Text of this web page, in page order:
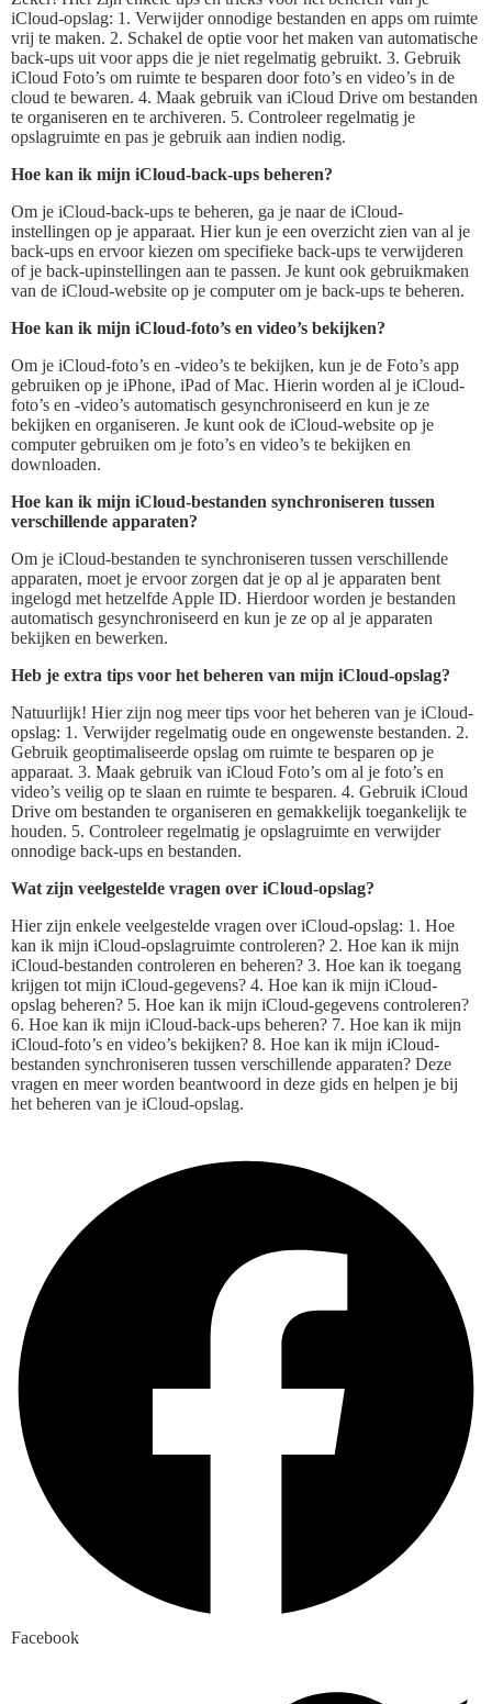
iCloud-opslag: 1. Verwijder onnodige bestanden en apps om ruimte
vrij te maken. 2. Schakel de optie voor het maken van automatische
back-ups uit voor apps die je niet regelmatig gebruikt. 3. Gebruik
iCloud Foto’s om ruimte te besparen door foto’s en video’s in de
cloud te bewaren. 4. Maak gebruik van iCloud Drive om bestanden
te organiseren en te archiveren. 5. Controleer regelmatig je
opslagruimte en pas je gebruik aan indien nodig.
Hoe kan ik mijn iCloud-back-ups beheren?
Om je iCloud-back-ups te beheren, ga je naar de iCloud-
instellingen op je apparaat. Hier kun je een overzicht zien van al je
back-ups en ervoor kiezen om specifieke back-ups te verwijderen
of je back-upinstellingen aan te passen. Je kunt ook gebruikmaken
van de iCloud-website op je computer om je back-ups te beheren.
Hoe kan ik mijn iCloud-foto’s en video’s bekijken?
Om je iCloud-foto’s en -video’s te bekijken, kun je de Foto’s app
gebruiken op je iPhone, iPad of Mac. Hierin worden al je iCloud-
foto’s en -video’s automatisch gesynchroniseerd en kun je ze
bekijken en organiseren. Je kunt ook de iCloud-website op je
computer gebruiken om je foto’s en video’s te bekijken en
downloaden.
Hoe kan ik mijn iCloud-bestanden synchroniseren tussen
verschillende apparaten?
Om je iCloud-bestanden te synchroniseren tussen verschillende
apparaten, moet je ervoor zorgen dat je op al je apparaten bent
ingelogd met hetzelfde Apple ID. Hierdoor worden je bestanden
automatisch gesynchroniseerd en kun je ze op al je apparaten
bekijken en bewerken.
Heb je extra tips voor het beheren van mijn iCloud-opslag?
Natuurlijk! Hier zijn nog meer tips voor het beheren van je iCloud-
opslag: 1. Verwijder regelmatig oude en ongewenste bestanden. 2.
Gebruik geoptimaliseerde opslag om ruimte te besparen op je
apparaat. 3. Maak gebruik van iCloud Foto’s om al je foto’s en
video’s veilig op te slaan en ruimte te besparen. 4. Gebruik iCloud
Drive om bestanden te organiseren en gemakkelijk toegankelijk te
houden. 5. Controleer regelmatig je opslagruimte en verwijder
onnodige back-ups en bestanden.
Wat zijn veelgestelde vragen over iCloud-opslag?
Hier zijn enkele veelgestelde vragen over iCloud-opslag: 1. Hoe
kan ik mijn iCloud-opslagruimte controleren? 2. Hoe kan ik mijn
iCloud-bestanden controleren en beheren? 3. Hoe kan ik toegang
krijgen tot mijn iCloud-gegevens? 4. Hoe kan ik mijn iCloud-
opslag beheren? 5. Hoe kan ik mijn iCloud-gegevens controleren?
6. Hoe kan ik mijn iCloud-back-ups beheren? 7. Hoe kan ik mijn
iCloud-foto’s en video’s bekijken? 8. Hoe kan ik mijn iCloud-
bestanden synchroniseren tussen verschillende apparaten? Deze
vragen en meer worden beantwoord in deze gids en helpen je bij
het beheren van je iCloud-opslag.
Facebook